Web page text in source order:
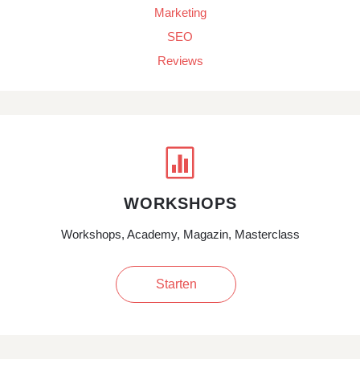
Marketing
SEO
Reviews

WORKSHOPS
Workshops, Academy, Magazin, Masterclass
Starten